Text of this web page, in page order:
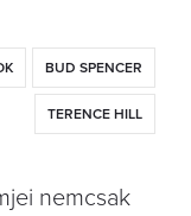
BUD SPENCER
TERENCE HILL
nemcsak